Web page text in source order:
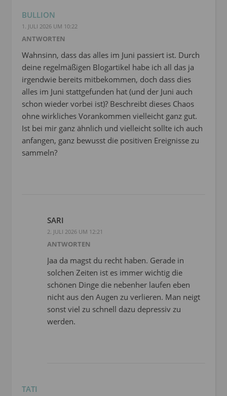
BULLION
1. JULI 2026 UM 10:22
ANTWORTEN
Wahnsinn, dass das alles im Juni passiert ist. Durch
deine regelmäßigen Blogartikel habe ich all das ja
irgendwie bereits mitbekommen, doch dass dies
alles im Juni stattgefunden hat (und der Juni auch
schon wieder vorbei ist)? Beschreibt dieses Chaos
ohne wirkliches Vorankommen vielleicht ganz gut.
Ist bei mir ganz ähnlich und vielleicht sollte ich auch
anfangen, ganz bewusst die positiven Ereignisse zu
sammeln?
SARI
2. JULI 2026 UM 12:21
ANTWORTEN
Jaa da magst du recht haben. Gerade in
solchen Zeiten ist es immer wichtig die
schönen Dinge die nebenher laufen eben
nicht aus den Augen zu verlieren. Man neigt
sonst viel zu schnell dazu depressiv zu
werden.
TATI